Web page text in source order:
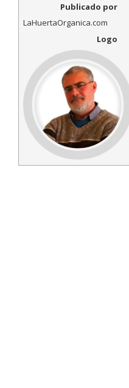
Publicado por
LaHuertaOrganica.com
Logo